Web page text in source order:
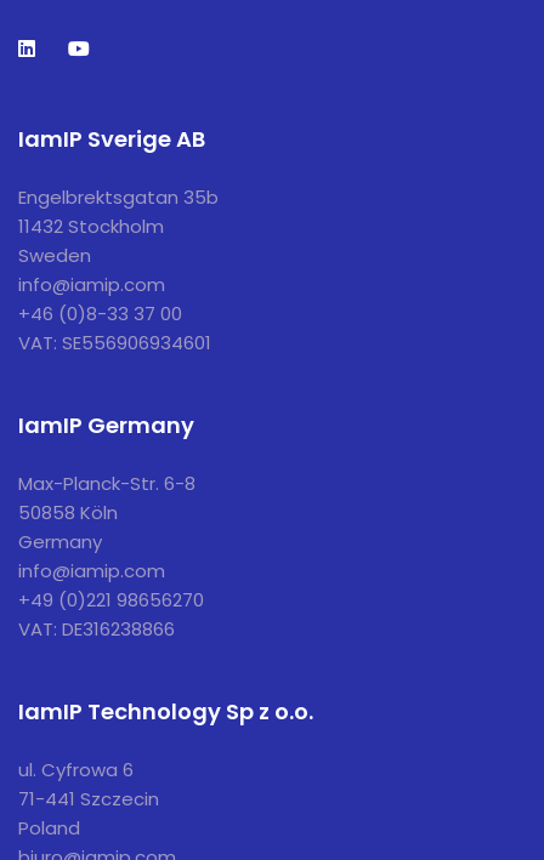
IamIP Sverige AB
Engelbrektsgatan 35b
11432 Stockholm
Sweden
info@iamip.com
+46 (0)8-33 37 00
VAT: SE556906934601
IamIP Germany
Max-Planck-Str. 6-8
50858 Köln
Germany
info@iamip.com
+49 (0)221 98656270
VAT: DE316238866
IamIP Technology Sp z o.o.
ul. Cyfrowa 6
71-441 Szczecin
Poland